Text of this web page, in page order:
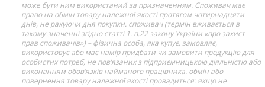
може бути ним використаний за призначенням. Споживач має
право на обмін товару належної якості протягом чотирнадцяти
днів, не рахуючи дня покупки. споживач (термін вживається в
такому значенні згідно статті 1. п.22 закону України «про захист
прав споживачів») – фізична особа, яка купує, замовляє,
використовує або має намір придбати чи замовити продукцію для
особистих потреб, не пов’язаних з підприємницькою діяльністю або
виконанням обов’язків найманого працівника. обмін або
повернення товару належної якості провадиться: якщо не